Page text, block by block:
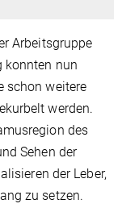
Arbeitsgruppe
konnten nun
schon weitere
werden.
des
Sehen der
der Leber,
zu setzen.